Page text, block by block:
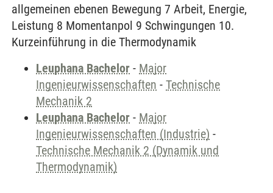
allgemeinen ebenen Bewegung 7 Arbeit, Energie,
Leistung 8 Momentanpol 9 Schwingungen 10.
Kurzeinführung in die Thermodynamik
Leuphana Bachelor - Major
Ingenieurwissenschaften - Technische
Mechanik 2
Leuphana Bachelor - Major
Ingenieurwissenschaften (Industrie) -
Technische Mechanik 2 (Dynamik und
Thermodynamik)